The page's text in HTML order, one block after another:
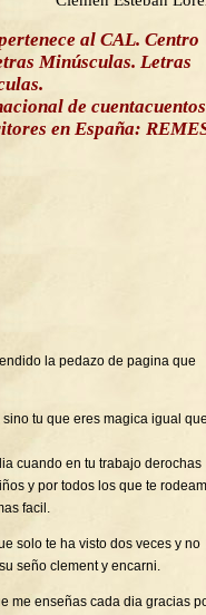
al CAL. Centro
Minúsculas. Letras
de
en España:
la pedazo de pagina que
tu que eres magica igual
cuando en tu trabajo derochas
y por todos los que te
facil.
solo te ha visto dos veces y no
seño clement y encarni.
me enseñas cada dia gracias